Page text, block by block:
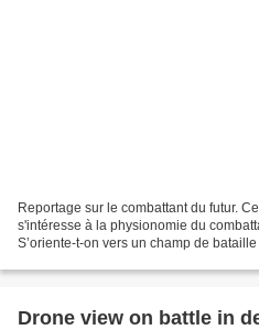
Reportage sur le combattant du futur.
s'intéresse à la physionomie du
S’oriente-t-on vers un champ de
Drone view on battle in